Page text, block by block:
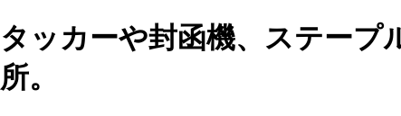
タッカーや封函機、ステープ
所。